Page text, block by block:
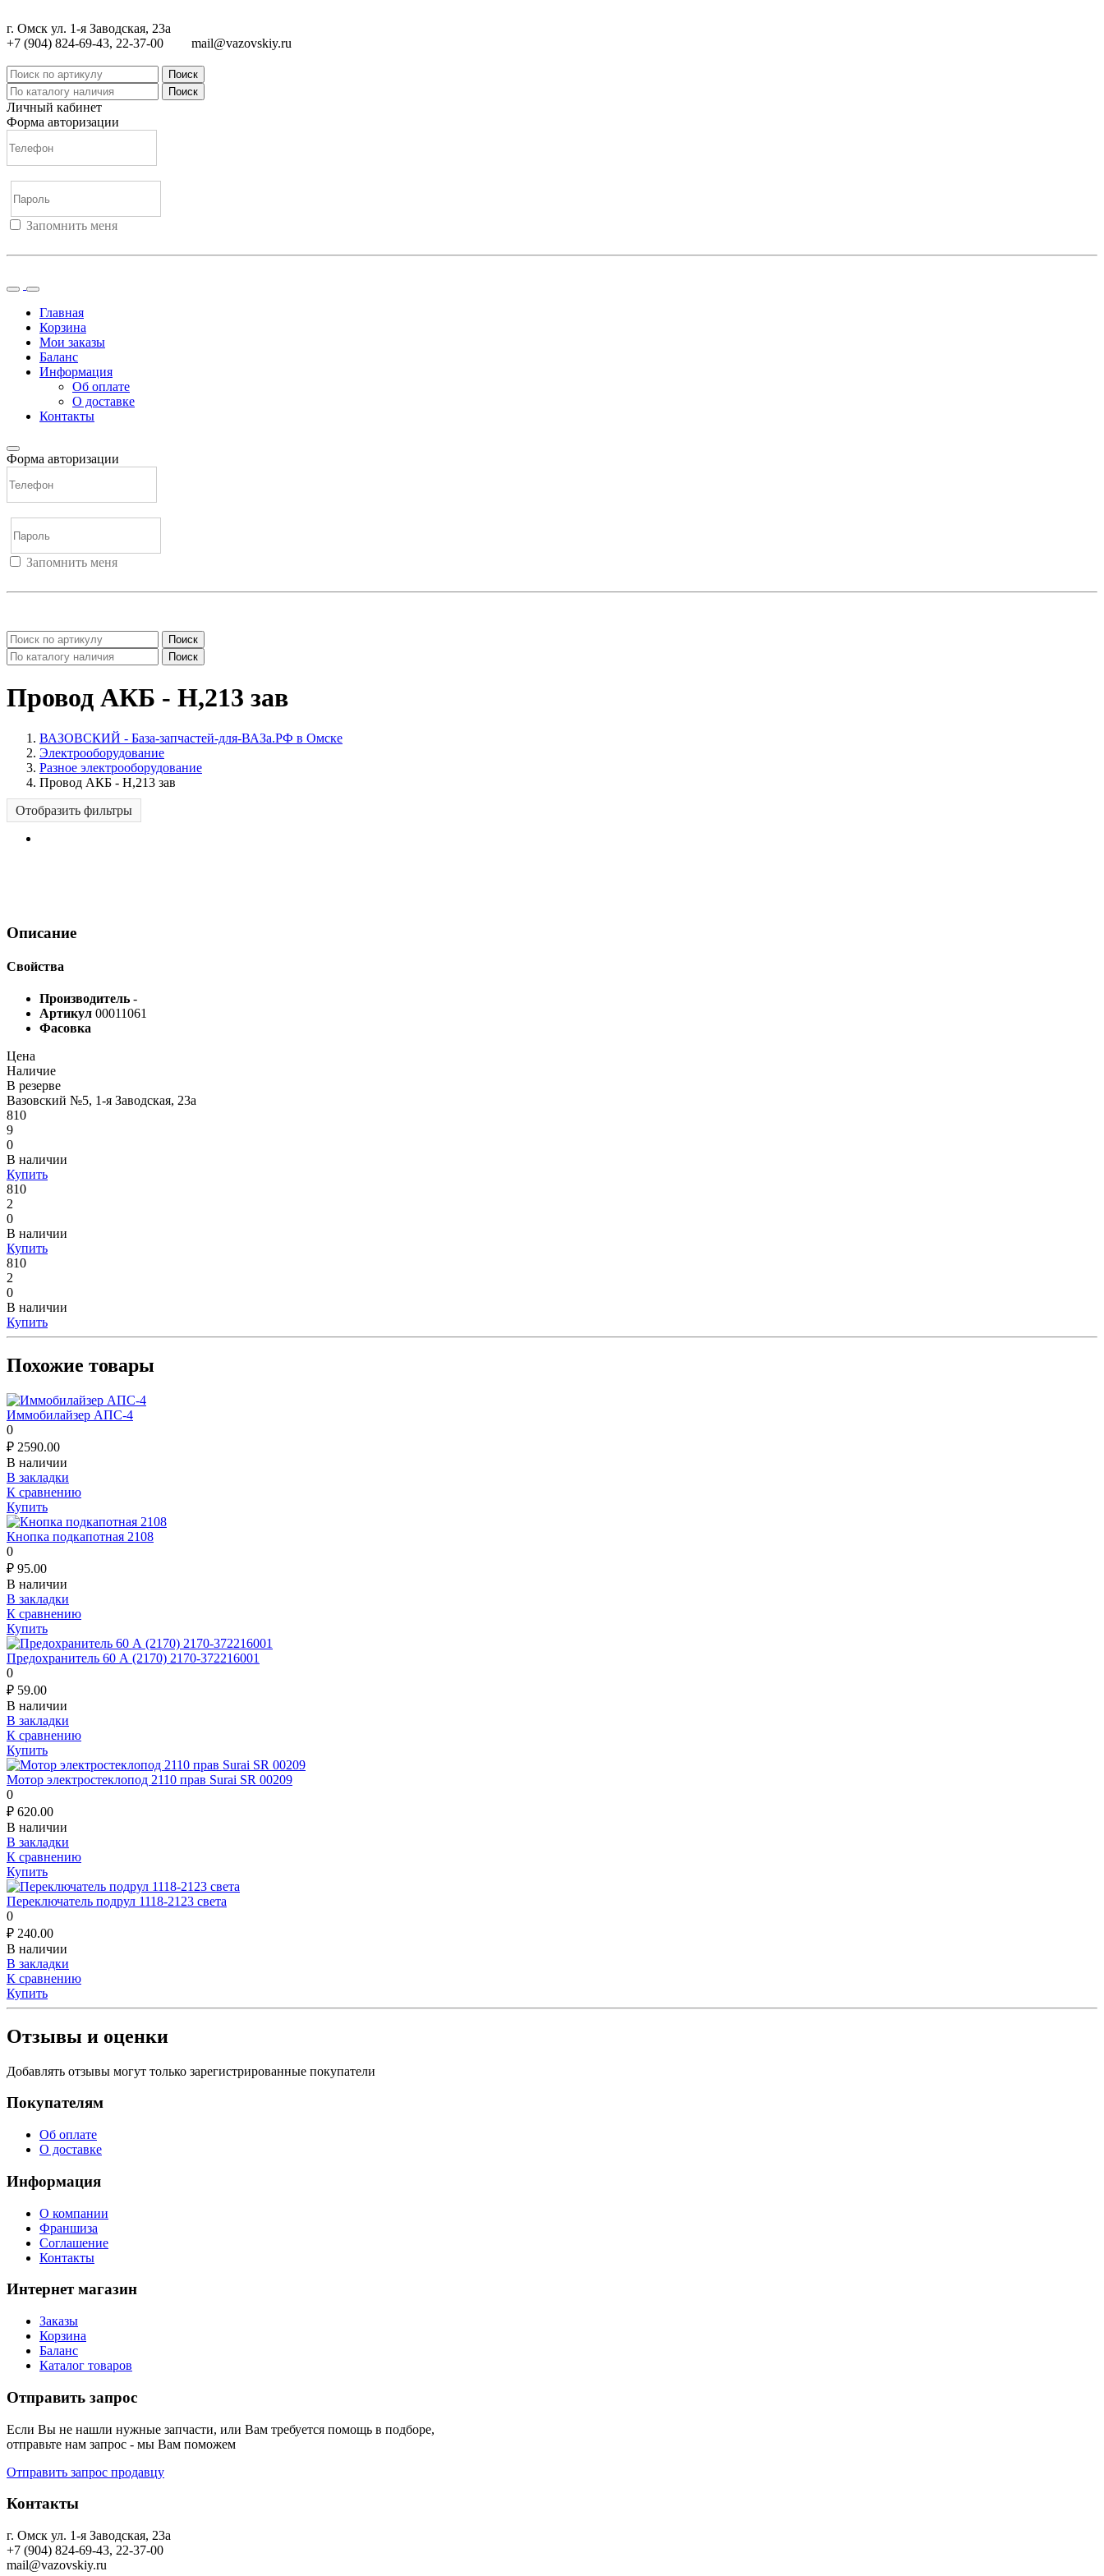
г. Омск ул. 1-я Заводская, 23а
+7 (904) 824-69-43, 22-37-00
mail@vazovskiy.ru
Поиск
Поиск
Личный кабинет
Форма авторизации
Запомнить меня
Главная
Корзина
Мои заказы
Баланс
Информация
Об оплате
О доставке
Контакты
Форма авторизации
Запомнить меня
Поиск
Поиск
Провод АКБ - Н,213 зав
ВАЗОВСКИЙ - База-запчастей-для-ВАЗа.РФ в Омске
Электрооборудование
Разное электрооборудование
Провод АКБ - Н,213 зав
Отобразить фильтры
Описание
Свойства
Производитель -
Артикул 00011061
Фасовка
Цена
Наличие
В резерве
Вазовский №5, 1-я Заводская, 23а
810
9
0
В наличии
Купить
810
2
0
В наличии
Купить
810
2
0
В наличии
Купить
Похожие товары
Иммобилайзер АПС-4
0
₽ 2590.00
В наличии
В закладки
К сравнению
Купить
Кнопка подкапотная 2108
0
₽ 95.00
В наличии
В закладки
К сравнению
Купить
Предохранитель 60 А (2170) 2170-372216001
0
₽ 59.00
В наличии
В закладки
К сравнению
Купить
Мотор электростеклопод 2110 прав Surai SR 00209
0
₽ 620.00
В наличии
В закладки
К сравнению
Купить
Переключатель подрул 1118-2123 света
0
₽ 240.00
В наличии
В закладки
К сравнению
Купить
Отзывы и оценки
Добавлять отзывы могут только зарегистрированные покупатели
Покупателям
Об оплате
О доставке
Информация
О компании
Франшиза
Соглашение
Контакты
Интернет магазин
Заказы
Корзина
Баланс
Каталог товаров
Отправить запрос
Если Вы не нашли нужные запчасти, или Вам требуется помощь в подборе,
отправьте нам запрос - мы Вам поможем
Отправить запрос продавцу
Контакты
г. Омск ул. 1-я Заводская, 23а
+7 (904) 824-69-43, 22-37-00
mail@vazovskiy.ru